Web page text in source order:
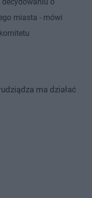
miasta - mówi
ma działać